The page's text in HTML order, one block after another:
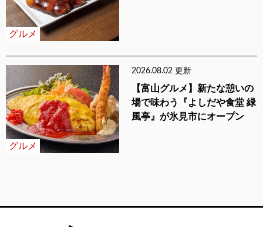
グルメ
グルメ
2026.08.02 更新
【富山グルメ】新たな憩いの
場で味わう『よしだや食堂 緑
風亭』が氷見市にオープン